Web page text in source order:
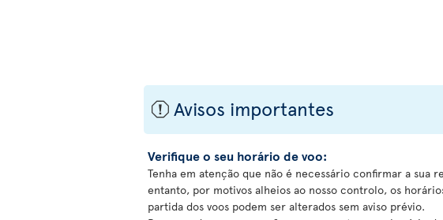
ü Avisos importantes
Verifique o seu horário de voo:
Tenha em atenção que não é necessário confirmar a sua
entanto, por motivos alheios ao nosso controlo, os
partida dos voos podem ser alterados sem aviso prévio.